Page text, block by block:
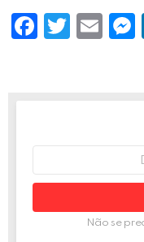
F
o
k
T
E
NEWSLETTER
mail:
Não se